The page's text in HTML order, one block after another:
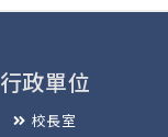
行政單位
校長室